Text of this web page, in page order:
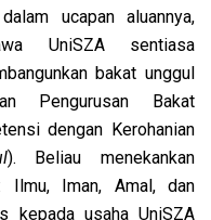
ucapan aluannya,
UniSZA sentiasa
bakat unggul
Pengurusan Bakat
dengan Kerohanian
). Beliau menekankan
Ilmu, Iman, Amal, dan
kepada usaha UniSZA